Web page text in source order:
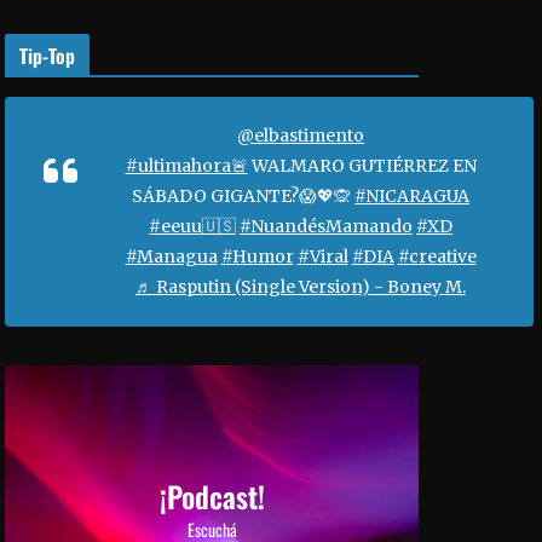
m
e
n
t
a
r
o
Tip-Top
@elbastimento
#ultimahora🚨WALMARO GUTIÉRREZ EN
SÁBADO GIGANTE?😱💖🙊 #NICARAGUA
#eeuu🇺🇸 #NuandésMamando #XD
#Managua #Humor #Viral #DIA #creative
♬ Rasputin (Single Version) - Boney M.
¡Podcast!
Escuchá